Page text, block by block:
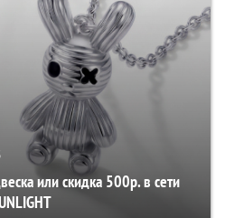
или скидка 500р. в сети